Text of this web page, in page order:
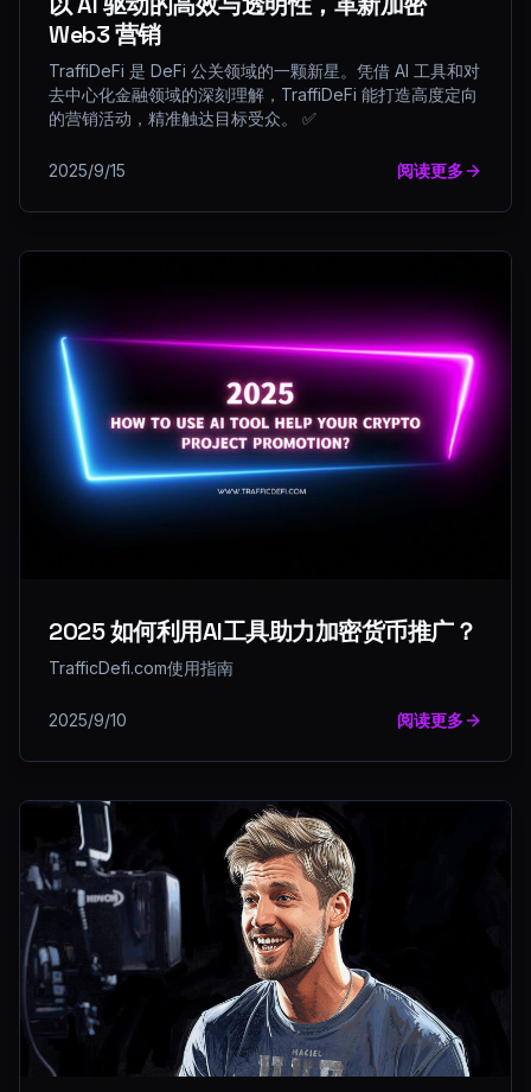
Web3 营销
TraffiDeFi 是 DeFi 公关领域的一颗新星。凭借 AI 工具和对
去中心化金融领域的深刻理解，TraffiDeFi 能打造高度定向
的营销活动，精准触达目标受众。 ✅
2025/9/15 阅读更多
2025 如何利用AI工具助力加密货币推广？
TrafficDefi.com使用指南
2025/9/10 阅读更多